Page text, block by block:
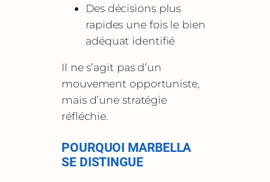
Des décisions plus
rapides une fois le bien
adéquat identifié
Il ne s’agit pas d’un
mouvement opportuniste,
mais d’une stratégie
réfléchie.
POURQUOI MARBELLA
SE DISTINGUE